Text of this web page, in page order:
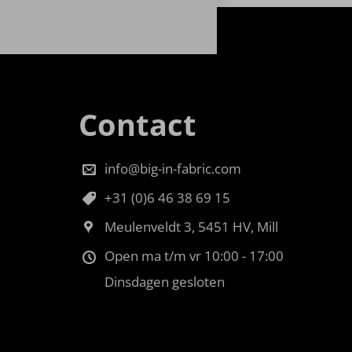
Contact
info@big-in-fabric.com
+31 (0)6 46 38 69 15
Meulenveldt 3, 5451 HV, Mill
Open ma t/m vr 10:00 - 17:00
Dinsdagen gesloten